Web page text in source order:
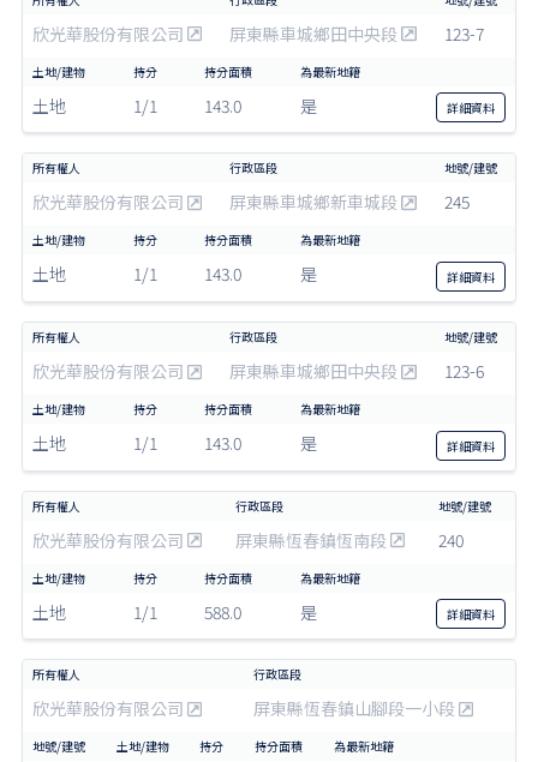
欣光華股份有限公司 屏東縣車城鄉田中央段 123-7
土地 1/1 143.0 是 詳細資料
欣光華股份有限公司 屏東縣車城鄉新車城段 245
土地 1/1 143.0 是 詳細資料
欣光華股份有限公司 屏東縣車城鄉田中央段 123-6
土地 1/1 143.0 是 詳細資料
欣光華股份有限公司 屏東縣恆春鎮恆南段 240
土地 1/1 588.0 是 詳細資料
欣光華股份有限公司 屏東縣恆春鎮山腳段一小段